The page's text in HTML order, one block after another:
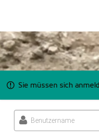
Sie müssen sich
Benutzername